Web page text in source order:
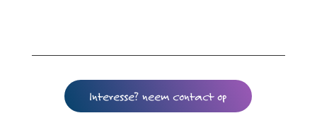
Interesse? neem contact op